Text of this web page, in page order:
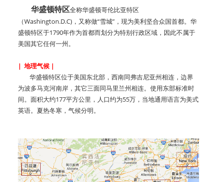
华盛顿特区全称华盛顿哥伦比亚特区
（Washington.D.C)，又称做“雪城”，现为美利坚合众国首都。华
盛顿特区于1790年作为首都而划分为特别行政区域，因此不属于
美国其它任何一州。
| 地理气候 |
华盛顿特区位于美国东北部，西南同弗吉尼亚州相连，边界
为波多马克河南岸，其它三面同马里兰州相连。使用东部标准时
间。面积大约177平方公里，人口约为55万，当地通用语言为美式
英语。夏热冬寒，气候分明。